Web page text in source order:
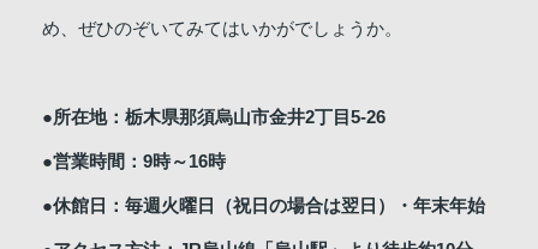
め、ぜひのぞいてみてはいかがでしょうか。
●所在地：栃木県那須烏山市金井2丁目5-26
●営業時間：9時～16時
●休館日：毎週火曜日（祝日の場合は翌日）・年末年始